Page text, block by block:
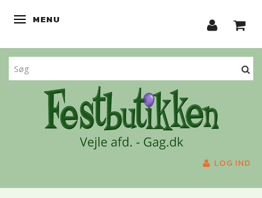
SKIFTE NAVIGATION
MENU
LOG IND